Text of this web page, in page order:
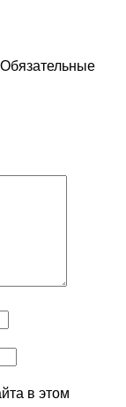
Обязательные
в этом